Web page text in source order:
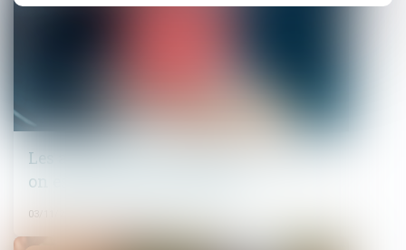
Les assurances indispensables quand
on est propriétaire-bailleur
03/11/2022